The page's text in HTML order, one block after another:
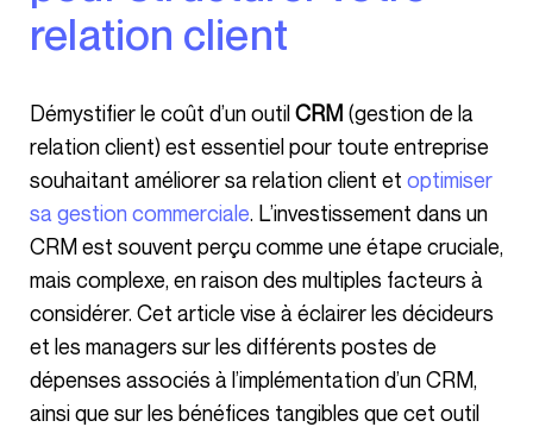
relation client
Démystifier le coût d’un outilCRM (gestion de la
relation client) est essentiel pour toute entreprise
souhaitant améliorer sa relation client et optimiser
sa gestion commerciale. L’investissement dans un
CRM est souvent perçu comme une étape cruciale,
mais complexe, en raison des multiples facteurs à
considérer. Cet article vise à éclairer les décideurs
et les managers sur les différents postes de
dépenses associés à l’implémentation d’un CRM,
ainsi que sur les bénéfices tangibles que cet outil